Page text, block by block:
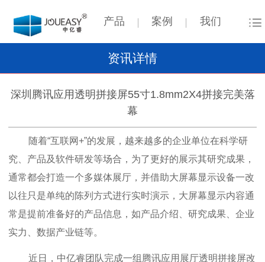
产品 案例 我们
资讯详情
深圳腾讯应用透明拼接屏55寸1.8mm2X4拼接完美落
幕
随着“互联网+”的发展， 越来越多的企业单位在科学研
究、产品及软件研发等场合，为了更好的展示其研究成果，
通常都会打造一个多媒体展厅，并借助大屏幕显示设备一改
以往只是单纯的陈列方式进行实时演示，大屏幕显示内容通
常是提前准备好的产品信息，如产品介绍、研究成果、企业
实力、数据产业链等。
近日，中亿睿团队完成一组腾讯应用展厅透明拼接屏改